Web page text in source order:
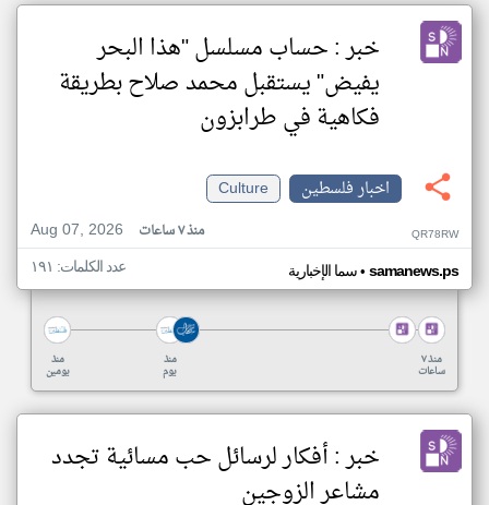
خبر : حساب مسلسل "هذا البحر
يفيض" يستقبل محمد صلاح بطريقة
فكاهية في طرابزون
اخبار فلسطين
Culture
Aug 07, 2026
منذ ٧ ساعات QR78RW
سما الإخبارية• samanews.ps عدد الكلمات: ١٩١
منذ
يومين
منذ
يوم
منذ ٧
ساعات
خبر : أفكار لرسائل حب مسائية تجدد
مشاعر الزوجين